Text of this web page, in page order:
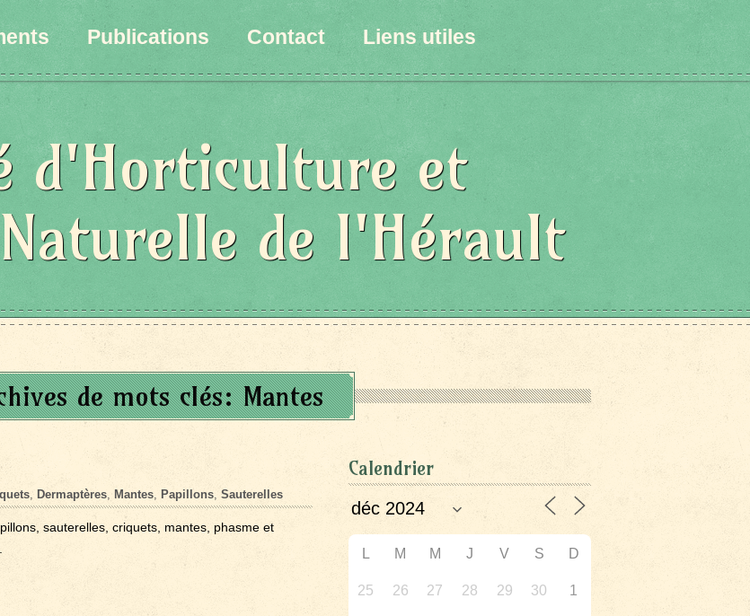
Publications Contact Liens utiles
d'Horticulture et
de l'Hérault
de mots clés:Mantes
, Dermaptères, Mantes, Papillons, Sauterelles
sauterelles, criquets, mantes, phasme et
Calendrier
L M M J V S D
25 26 27 28 29 30 1